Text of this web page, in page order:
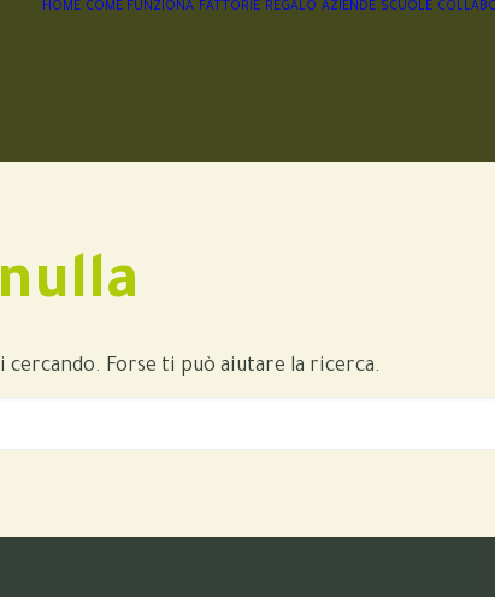
HOME COME FUNZIONA FATTORIE REGALO AZIENDE SCUOLE
Forse ti può aiutare la ricerca.